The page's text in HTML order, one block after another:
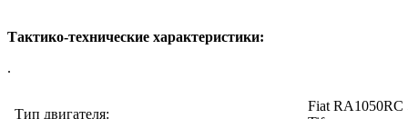
Тактико-технические характеристики:
.
Тип двигателя:
Fiat RA1050RC